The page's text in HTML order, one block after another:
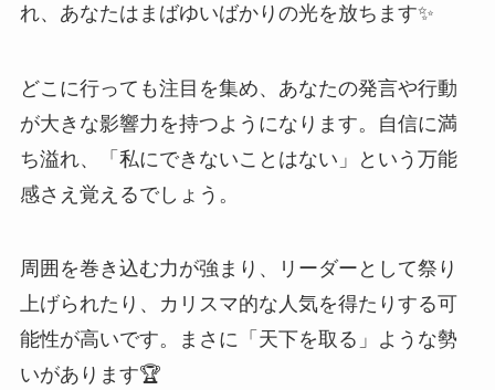
れ、あなたはまばゆいばかりの光を放ちます✨
どこに行っても注目を集め、あなたの発言や行動
が大きな影響力を持つようになります。自信に満
ち溢れ、「私にできないことはない」という万能
感さえ覚えるでしょう。
周囲を巻き込む力が強まり、リーダーとして祭り
上げられたり、カリスマ的な人気を得たりする可
能性が高いです。まさに「天下を取る」ような勢
いがあります🏆